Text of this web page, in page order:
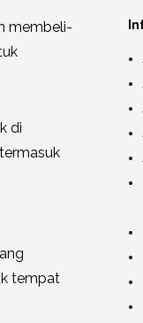
membeli-
di
tempat